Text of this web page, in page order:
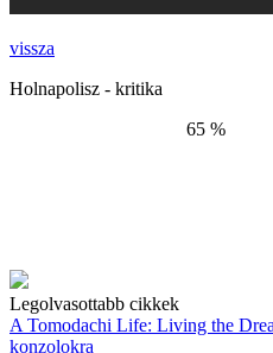
vissza
Holnapolisz - kritika
65 %
Legolvasottabb cikkek
A Tomodachi Life: Living the
konzolokra